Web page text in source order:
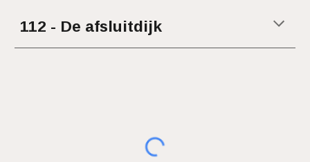
112 - De afsluitdijk